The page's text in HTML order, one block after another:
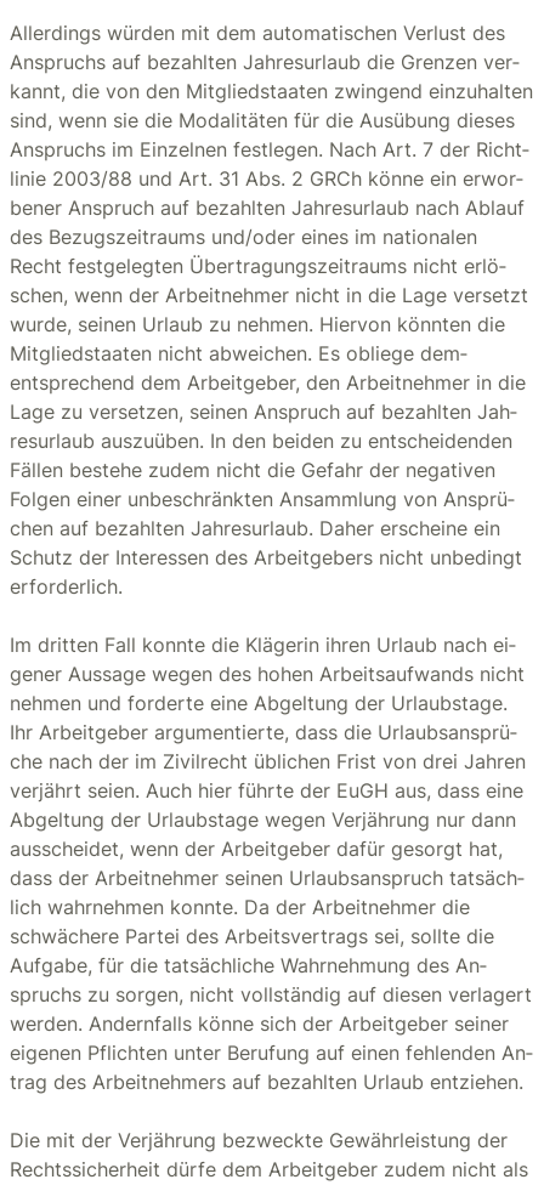
Al­ler­dings wür­den mit dem au­to­ma­ti­schen Ver­lust des
An­spruchs auf be­zahl­ten Jah­res­ur­laub die Gren­zen ver­
kannt, die von den Mit­glied­staa­ten zwin­gend ein­zu­hal­ten
sind, wenn sie die Mo­da­li­tä­ten für die Aus­übung die­ses
An­spruchs im Ein­zel­nen fest­le­gen. Nach Art. 7 der Richt­
li­nie 2003/88 und Art. 31 Abs. 2 GRCh könne ein er­wor­
be­ner An­spruch auf be­zahl­ten Jah­res­ur­laub nach Ab­lauf
des Be­zugs­zeit­raums und/oder eines im na­tio­na­len
Recht fest­ge­leg­ten Über­tra­gungs­zeit­raums nicht er­lö­
schen, wenn der Ar­beit­neh­mer nicht in die Lage ver­setzt
wurde, sei­nen Ur­laub zu neh­men. Hier­von könn­ten die
Mit­glied­staa­ten nicht ab­wei­chen. Es ob­lie­ge dem­
entspre­chend dem Ar­beit­ge­ber, den Ar­beit­neh­mer in die
Lage zu ver­set­zen, sei­nen An­spruch auf be­zahl­ten Jah­
res­ur­laub aus­zu­üben. In den bei­den zu ent­schei­den­den
Fäl­len be­stehe zudem nicht die Ge­fahr der ne­ga­ti­ven
Fol­gen einer un­be­schränk­ten An­samm­lung von An­sprü­
chen auf be­zahl­ten Jah­res­ur­laub. Daher er­schei­ne ein
Schutz der In­ter­es­sen des Ar­beit­ge­bers nicht un­be­dingt
er­for­der­lich.
Im drit­ten Fall konn­te die Klä­ge­rin ihren Ur­laub nach ei­
ge­ner Aus­sa­ge wegen des hohen Ar­beits­auf­wands nicht
neh­men und for­der­te eine Ab­gel­tung der Ur­laubs­ta­ge.
Ihr Ar­beit­ge­ber ar­gu­men­tier­te, dass die Ur­laubs­an­sprü­
che nach der im Zi­vil­recht üb­li­chen Frist von drei Jah­ren
ver­jährt seien. Auch hier führ­te der EuGH aus, dass eine
Ab­gel­tung der Ur­laubs­ta­ge wegen Ver­jäh­rung nur dann
aus­schei­det, wenn der Ar­beit­ge­ber dafür ge­sorgt hat,
dass der Ar­beit­neh­mer sei­nen Ur­laubs­an­spruch tat­säch­
lich wahr­neh­men konn­te. Da der Ar­beit­neh­mer die
schwä­che­re Par­tei des Ar­beits­ver­trags sei, soll­te die
Auf­ga­be, für die tat­säch­li­che Wahr­neh­mung des An­
spruchs zu sor­gen, nicht voll­stän­dig auf die­sen ver­la­gert
wer­den. An­dern­falls könne sich der Ar­beit­ge­ber sei­ner
ei­ge­nen Pflich­ten unter Be­ru­fung auf einen feh­len­den An­
trag des Ar­beit­neh­mers auf be­zahl­ten Ur­laub ent­zie­hen.
Die mit der Ver­jäh­rung be­zweck­te Ge­währ­leis­tung der
Rechts­si­cher­heit dürfe dem Ar­beit­ge­ber zudem nicht als